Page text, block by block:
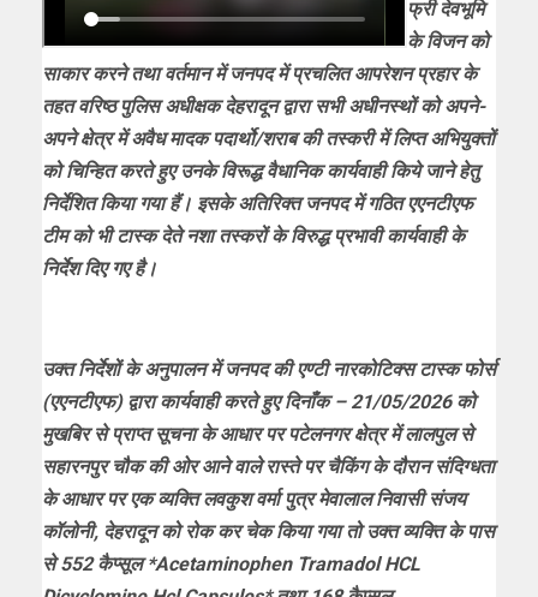
फ्री देवभूमि
के विजन को
साकार करने तथा वर्तमान में जनपद में प्रचलित आपरेशन प्रहार के
तहत वरिष्ठ पुलिस अधीक्षक देहरादून द्वारा सभी अधीनस्थों को अपने-
अपने क्षेत्र में अवैध मादक पदार्थो/शराब की तस्करी में लिप्त अभियुक्तों
को चिन्हित करते हुए उनके विरूद्ध वैधानिक कार्यवाही किये जाने हेतु
निर्देशित किया गया हैं। इसके अतिरिक्त जनपद में गठित एएनटीएफ
टीम को भी टास्क देते नशा तस्करों के विरुद्ध प्रभावी कार्यवाही के
निर्देश दिए गए है।
उक्त निर्देशों के अनुपालन में जनपद की एण्टी नारकोटिक्स टास्क फोर्स
(एएनटीएफ) द्वारा कार्यवाही करते हुए दिनाँक – 21/05/2026 को
मुखबिर से प्राप्त सूचना के आधार पर पटेलनगर क्षेत्र में लालपुल से
सहारनपुर चौक की ओर आने वाले रास्ते पर चैकिंग के दौरान संदिग्धता
के आधार पर एक व्यक्ति लवकुश वर्मा पुत्र मेवालाल निवासी संजय
कॉलोनी, देहरादून को रोक कर चेक किया गया तो उक्त व्यक्ति के पास
से 552 कैप्सूल *Acetaminophen Tramadol HCL